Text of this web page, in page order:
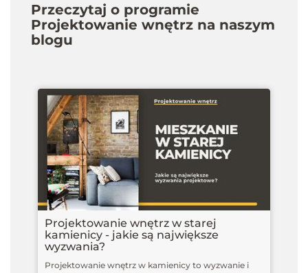
Przeczytaj o programie
Projektowanie wnętrz na naszym
blogu
Projektowanie wnętrz w starej
kamienicy - jakie są największe
wyzwania?
Projektowanie wnętrz w kamienicy to wyzwanie i